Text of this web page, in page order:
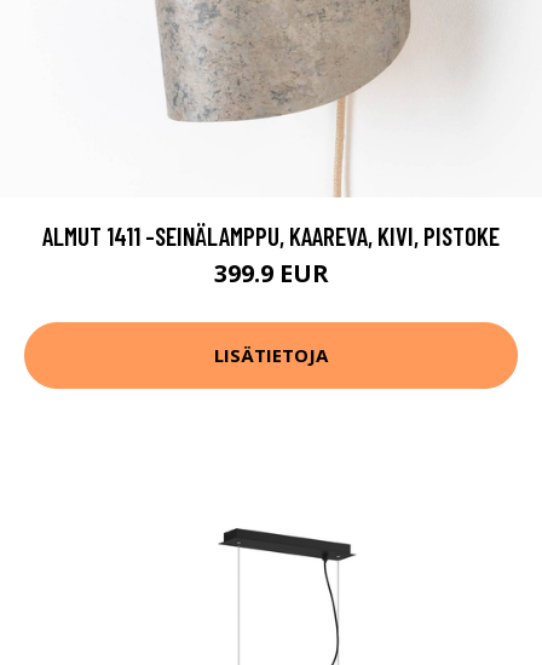
ALMUT 1411 -SEINÄLAMPPU, KAAREVA, KIVI, PISTOKE
399.9 EUR
LISÄTIETOJA